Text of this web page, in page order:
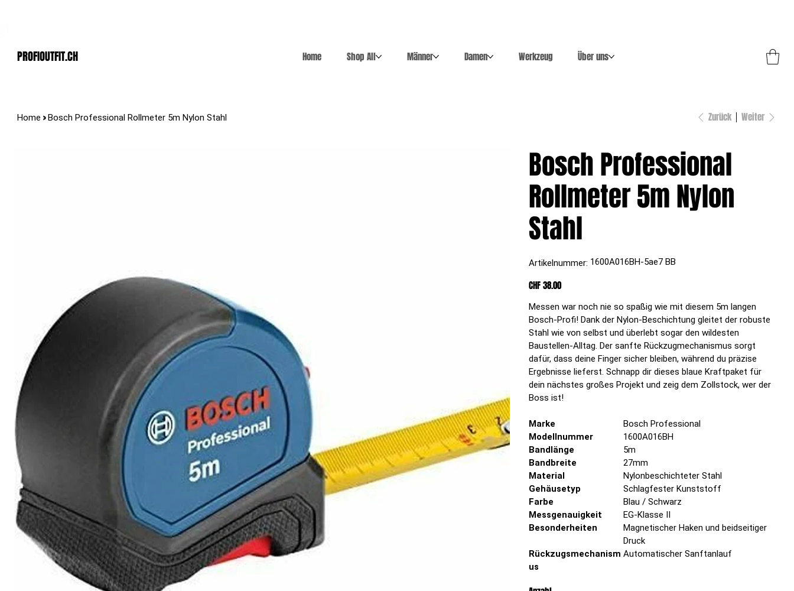
PROFIOUTFIT.cH Home Shop All Männer Damen Werkzeug Über uns
Home >Bosch Professional Rollmeter 5m Nylon Stahl Zurück Weiter
Bosch Professional
Rollmeter 5m Nylon
Stahl
Artikelnummer: Artikelnummer:
1600A016BH-
1600A016BH-5ae7 BB
Preis
CHF 38.00
Messen war noch nie so spaßig wie mit diesem 5m langen
Bosch-Profi! Dank der Nylon-Beschichtung gleitet der robuste
Stahl wie von selbst und überlebt sogar den wildesten
Baustellen-Alltag. Der sanfte Rückzugmechanismus sorgt
dafür, dass deine Finger sicher bleiben, während du präzise
Ergebnisse lieferst. Schnapp dir dieses blaue Kraftpaket für
dein nächstes großes Projekt und zeig dem Zollstock, wer der
Boss ist!
Marke
Bosch Professional
Modellnummer
1600A016BH
Bandlänge
5m
Bandbreite
27mm
Material
Nylonbeschichteter Stahl
Gehäusetyp
Schlagfester Kunststoff
Farbe
Blau / Schwarz
Messgenauigkeit
EG-Klasse II
Besonderheiten
Magnetischer Haken und beidseitiger
Druck
Rückzugsmechanism
us
Automatischer Sanftanlauf